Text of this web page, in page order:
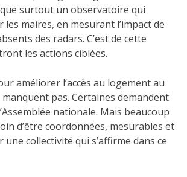
surtout un observatoire qui
les maires, en mesurant l’impact de
des radars. C’est de cette
les actions ciblées.
améliorer l’accès au logement au
manquent pas. Certaines demandent
nationale. Mais beaucoup
d’être coordonnées, mesurables et
collectivité qui s’affirme dans ce